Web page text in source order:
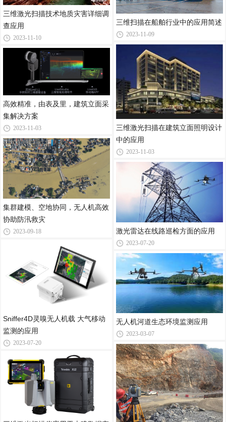
三维激光扫描技术地质灾害详细调
查应用
2023-11-10
高效精准，由表及里，建筑立面采
集解决方案
2023-11-03
集群建模、空地协同，无人机高效
协助防汛救灾
2023-09-18
Sniffer4D灵嗅无人机载 大气移动
监测的应用
2023-07-20
三维扫描在船舶行业中的应用简述
2023-11-09
三维激光扫描在建筑立面照明设计
中的应用
2023-11-03
激光雷达在线路巡检方面的应用
2023-07-20
无人机河道生态环境监测应用
2023-03-07